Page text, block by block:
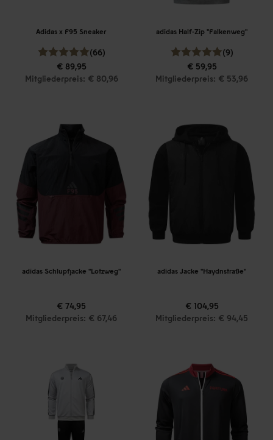
Adidas x F95 Sneaker
(66)
€ 89,95
Mitgliederpreis: € 80,96
adidas Half-Zip "Falkenweg"
(9)
€ 59,95
Mitgliederpreis: € 53,96
adidas Schlupfjacke "Lotzweg"
€ 74,95
Mitgliederpreis: € 67,46
adidas Jacke "Haydnstraße"
€ 104,95
Mitgliederpreis: € 94,45